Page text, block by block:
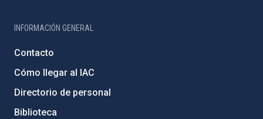
INFORMACIÓN GENERAL
Contacto
Cómo llegar al IAC
Directorio de personal
Biblioteca